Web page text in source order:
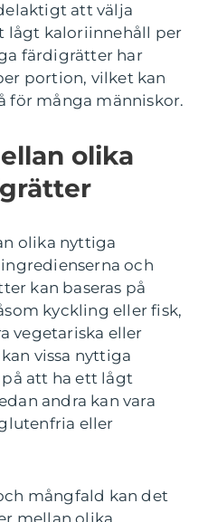
att välja
lågt kaloriinnehåll per
färdigrätter har
portion, vilket kan
för många människor.
olika
olika nyttiga
och
kan baseras på
kyckling eller fisk,
vegetariska eller
vissa nyttiga
att ha ett lågt
andra kan vara
eller
mångfald kan det
mellan olika